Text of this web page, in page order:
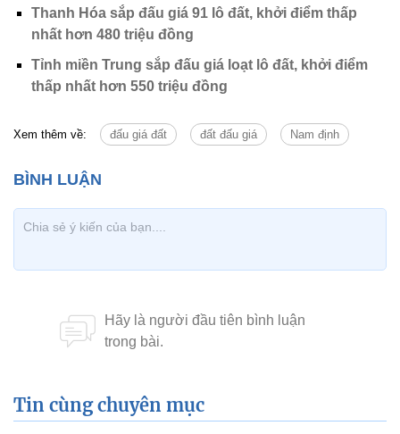
Thanh Hóa sắp đấu giá 91 lô đất, khởi điểm thấp
nhất hơn 480 triệu đồng
Tỉnh miền Trung sắp đấu giá loạt lô đất, khởi điểm
thấp nhất hơn 550 triệu đồng
Xem thêm về: đấu giá đất đất đấu giá Nam định
Tin cùng chuyên mục